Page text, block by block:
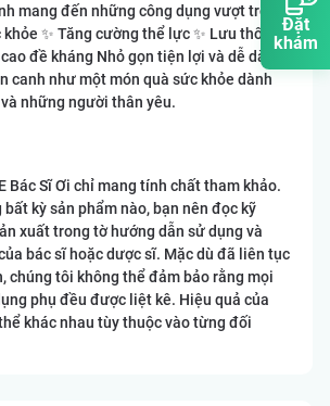
Đặt
khám
mang đến những công dụng vượt trội
✨ Tăng cường thể lực ✨ Lưu thông
đề kháng Nhỏ gọn tiện lợi và dễ dàng
canh như một món quà sức khỏe dành
những người thân yêu.
Bác Sĩ Ơi chỉ mang tính chất tham khảo.
kỳ sản phẩm nào, bạn nên đọc kỹ
xuất trong tờ hướng dẫn sử dụng và
bác sĩ hoặc dược sĩ. Mặc dù đã liên tục
chúng tôi không thể đảm bảo rằng mọi
phụ đều được liệt kê. Hiệu quả của
khác nhau tùy thuộc vào từng đối